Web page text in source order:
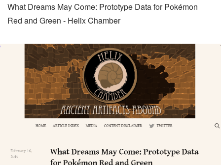
What Dreams May Come: Prototype Data for Pokémon
Red and Green - Helix Chamber